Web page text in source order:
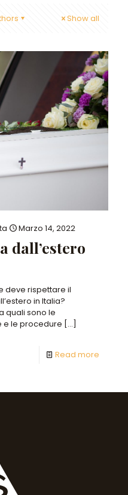
Show all
Marzo 14, 2022
dall’estero
deve rispettare il
in Italia?
quali sono le
e le procedure […]
Read more